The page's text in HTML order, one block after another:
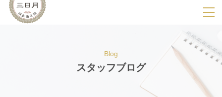
SPメニ
ー
展
用
Blog
スタッフブログ